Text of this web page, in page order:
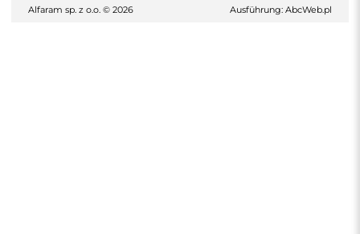
Alfaram sp. z o.o. © 2026 Ausführung: AbcWeb.pl